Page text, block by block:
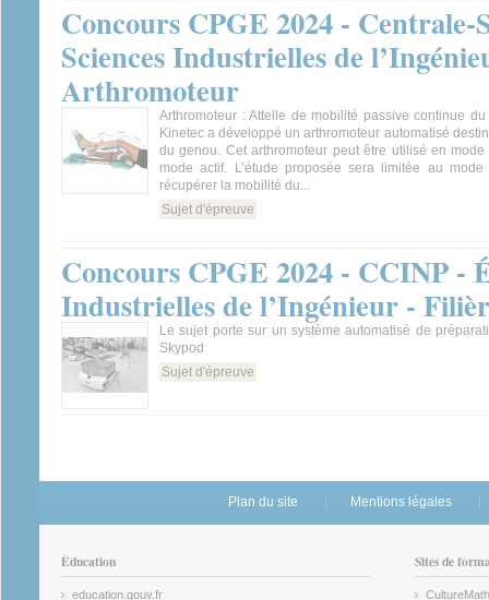
Concours CPGE 2024 - Centrale-
Sciences Industrielles de
Arthromoteur
Arthromoteur : Attelle de mobilité passive continue
Kinetec a développé un arthromoteur automatisé
du genou. Cet arthromoteur peut être utilisé en
mode actif. L’étude proposée sera limitée au
récupérer la mobilité du...
Sujet d'épreuve
Concours CPGE 2024 - CCINP -
Industrielles de l’Ingénieur -
Le sujet porte sur un système automatisé de
Skypod
Sujet d'épreuve
Plan du site Mentions légales
Éducation
education.gouv.fr
Sites de
CultureMath